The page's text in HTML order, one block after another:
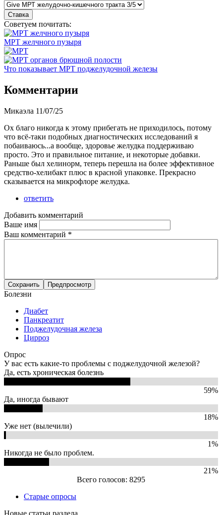
Советуем почитать:
МРТ желчного пузыря
Что показывает МРТ поджелудочной железы
Комментарии
Микаэла 11/07/25
Ох благо никогда к этому прибегать не приходилось, потому
что всё-таки подобных диагностических исследований я
побаиваюсь...а вообще, здоровье желудка поддерживаю
просто. Это и правильное питание, и некоторые добавки.
Раньше был хелинорм, теперь перешла на более эффективное
средство-хелибакт плюс в красной упаковке. Прекрасно
сказывается на микрофлоре желудка.
ответить
Добавить комментарий
Ваше имя
Ваш комментарий *
Болезни
Диабет
Панкреатит
Поджелудочная железа
Цирроз
Опрос
У вас есть какие-то проблемы с поджелудочной железой?
Да, есть хроническая болезнь
59%
Да, иногда бывают
18%
Уже нет (вылечили)
1%
Никогда не было проблем.
21%
Всего голосов: 8295
Старые опросы
Новые статьи раздела